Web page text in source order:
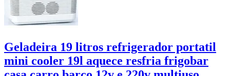
Geladeira 19 litros refrigerador portatil
mini cooler 19l aquece resfria frigobar